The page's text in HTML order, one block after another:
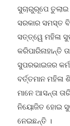
ସୁଚାରୁରୂପେ
ସରକାର ସମସ୍ତ
ସତ୍ତ୍ୱେ ମହିଳା
କରିପାରିନାହାନ୍ତି
ସୁପରଭାଇଜର
ବର୍ତ୍ତମାନ
ମାନେ ଆସନ୍ତା
ନିୟୋଜିତ ହୋଇ
ନେଇଛନ୍ତି ।